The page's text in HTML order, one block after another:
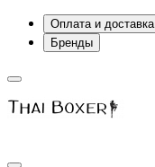
Оплата и доставка
Бренды